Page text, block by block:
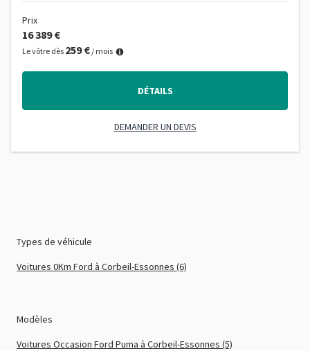
Prix
16 389 €
Le vôtre dès 259 € / mois
DÉTAILS
DEMANDER UN DEVIS
Types de véhicule
Voitures 0Km Ford à Corbeil-Essonnes (6)
Modèles
Voitures Occasion Ford Puma à Corbeil-Essonnes (5)